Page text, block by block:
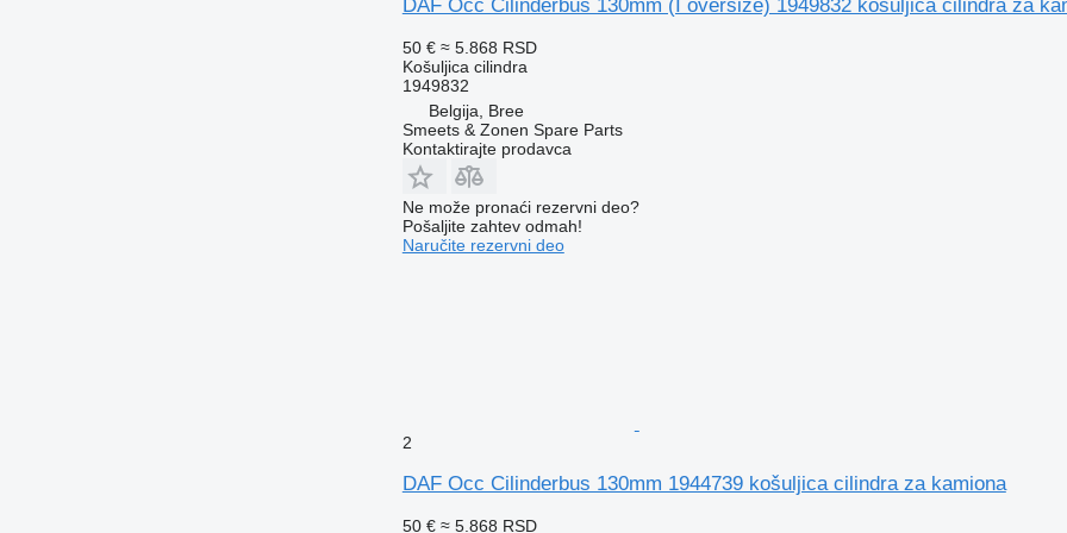
DAF Occ Cilinderbus 130mm (I oversize) 1949832 košuljica cilindra za
50 € ≈ 5.868 RSD
Košuljica cilindra
1949832
Belgija, Bree
Smeets & Zonen Spare Parts
Kontaktirajte prodavca
Ne može pronaći rezervni dеo?
Pošaljite zahtev odmah!
Naručite rezervni dеo
2
DAF Occ Cilinderbus 130mm 1944739 košuljica cilindra za kamiona
50 € ≈ 5.868 RSD